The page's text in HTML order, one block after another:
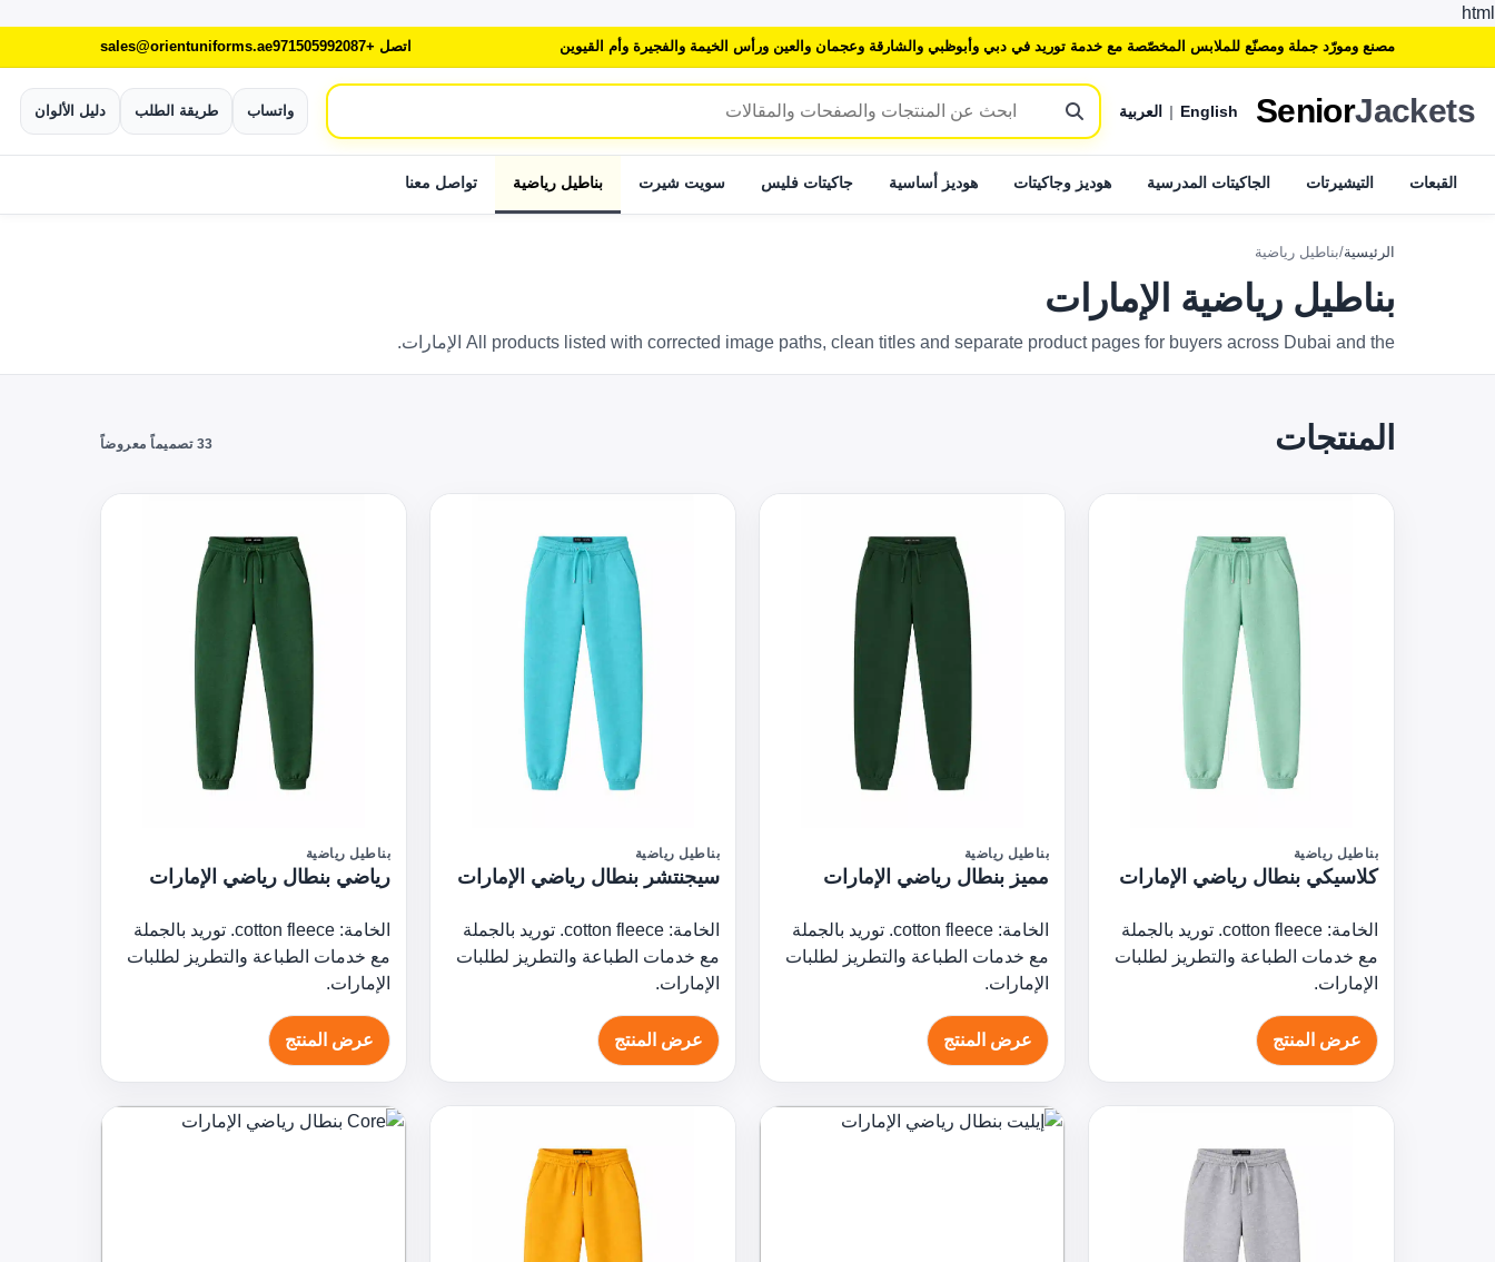
html
مصنع ومورّد جملة ومصنّع للملابس المخصّصة مع خدمة توريد في دبي وأبوظبي والشارقة وعجمان والعين ورأس الخيمة والفجيرة وأم القيوين اتصل +971505992087 sales@orientuniforms.ae
SeniorJackets
English
| العربية واتساب طريقة الطلب دليل الألوان
القبعات التيشيرتات الجاكيتات المدرسية هوديز وجاكيتات هوديز أساسية جاكيتات فليس سويت شيرت بناطيل رياضية تواصل معنا
الرئيسية/بناطيل رياضية
بناطيل رياضية الإمارات
All products listed with corrected image paths, clean titles and separate product pages for buyers across Dubai and the الإمارات.
المنتجات 33 تصميماً معروضاً
بناطيل رياضية
كلاسيكي بنطال رياضي الإمارات
الخامة: cotton fleece. توريد بالجملة
مع خدمات الطباعة والتطريز لطلبات
الإمارات.
عرض المنتج
بناطيل رياضية
مميز بنطال رياضي الإمارات
الخامة: cotton fleece. توريد بالجملة
مع خدمات الطباعة والتطريز لطلبات
الإمارات.
عرض المنتج
بناطيل رياضية
سيجنتشر بنطال رياضي الإمارات
الخامة: cotton fleece. توريد بالجملة
مع خدمات الطباعة والتطريز لطلبات
الإمارات.
عرض المنتج
بناطيل رياضية
رياضي بنطال رياضي الإمارات
الخامة: cotton fleece. توريد بالجملة
مع خدمات الطباعة والتطريز لطلبات
الإمارات.
عرض المنتج